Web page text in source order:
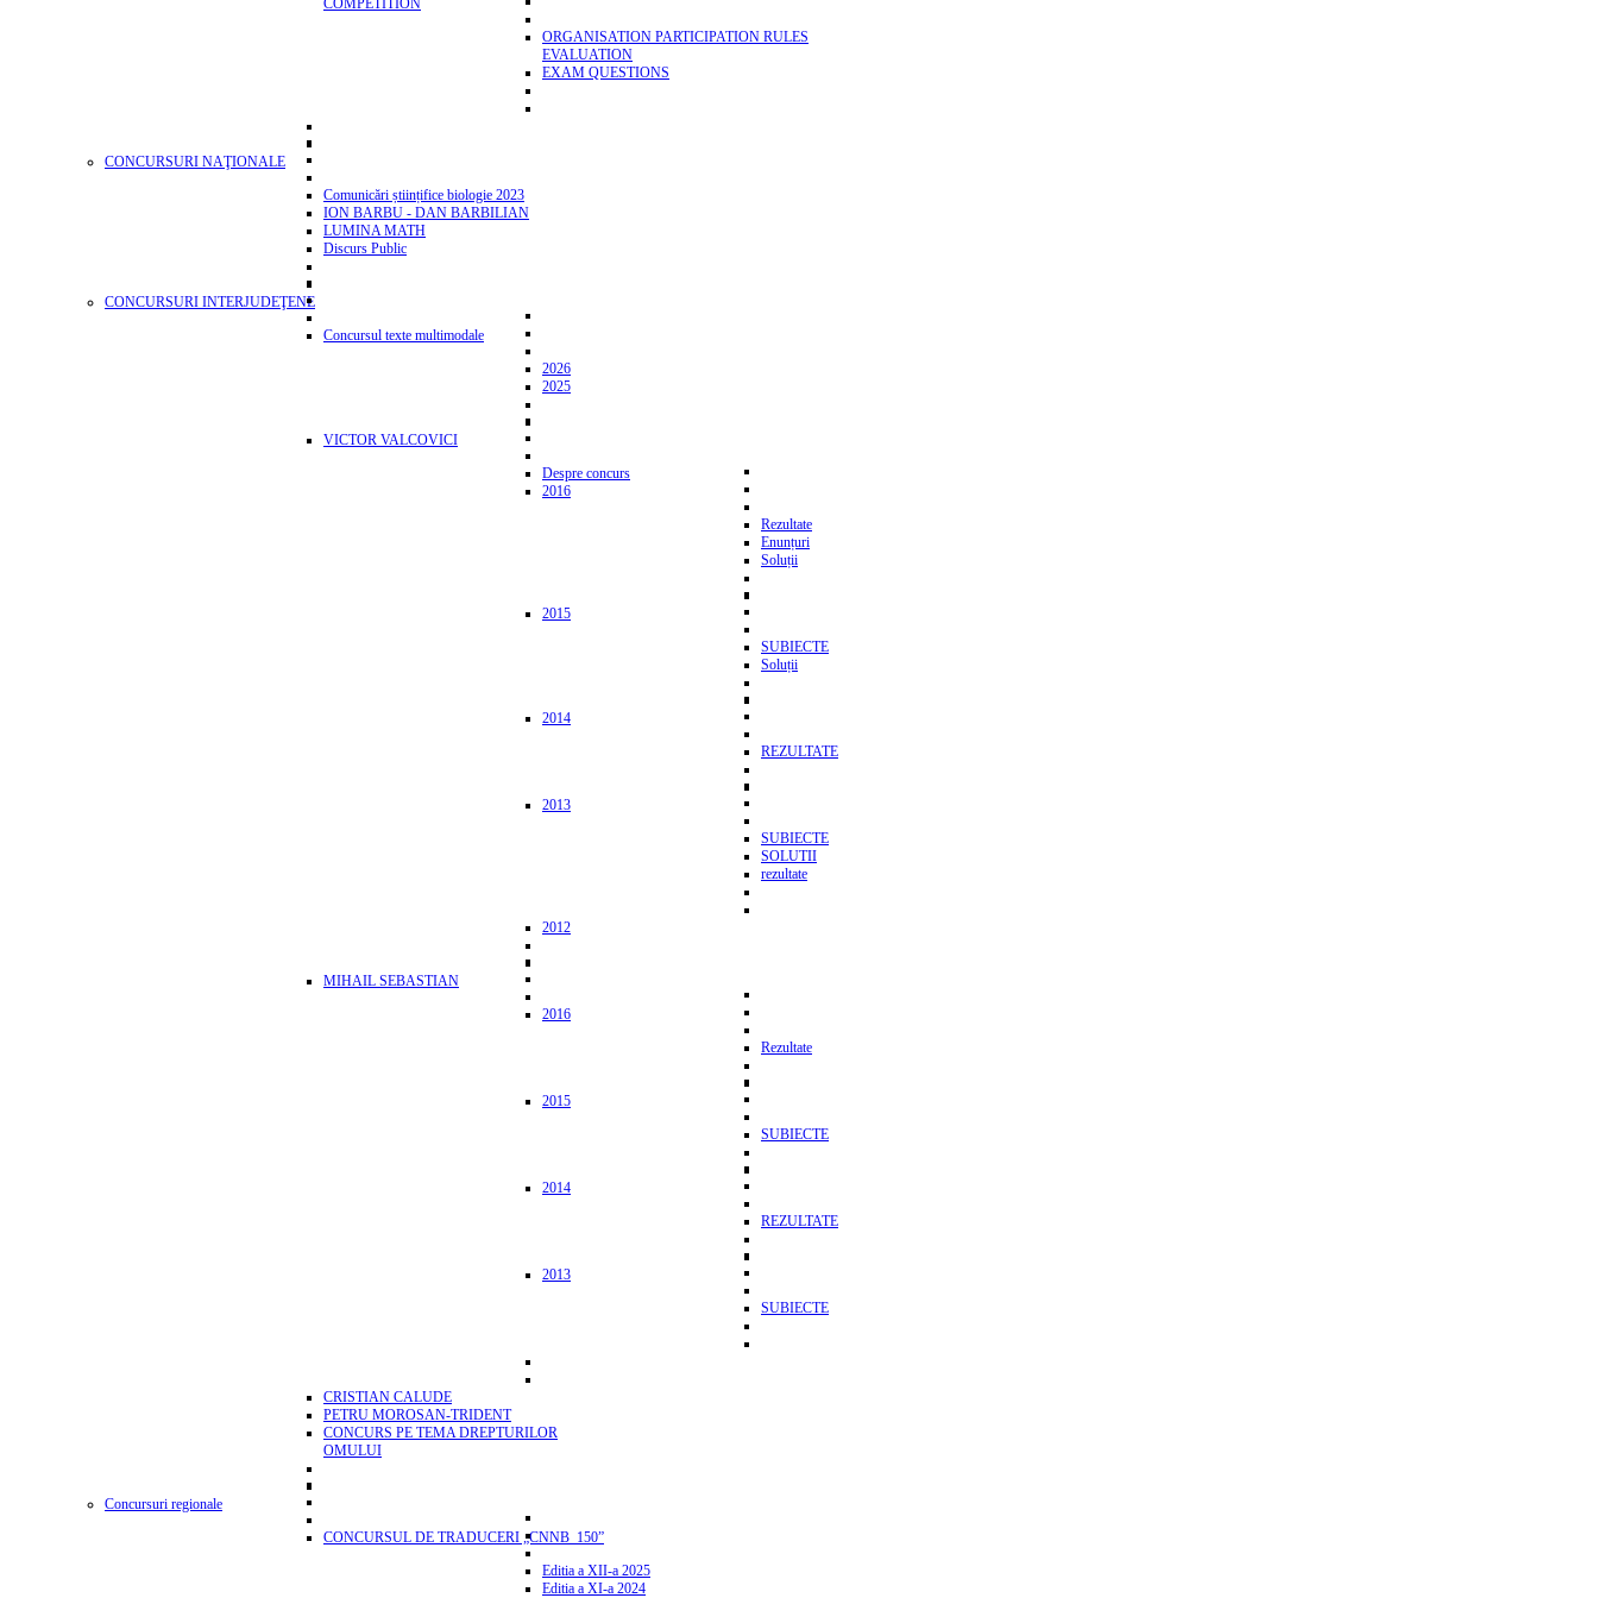
COMPETITION
ORGANISATION PARTICIPATION RULES
EVALUATION
EXAM QUESTIONS
CONCURSURI NAŢIONALE
Comunicări științifice biologie 2023
ION BARBU - DAN BARBILIAN
LUMINA MATH
Discurs Public
CONCURSURI INTERJUDEŢENE
Concursul texte multimodale
2026
2025
VICTOR VALCOVICI
Despre concurs
2016
Rezultate
Enunțuri
Soluții
2015
SUBIECTE
Soluții
2014
REZULTATE
2013
SUBIECTE
SOLUTII
rezultate
2012
MIHAIL SEBASTIAN
2016
Rezultate
2015
SUBIECTE
2014
REZULTATE
2013
SUBIECTE
CRISTIAN CALUDE
PETRU MOROSAN-TRIDENT
CONCURS PE TEMA DREPTURILOR
OMULUI
Concursuri regionale
CONCURSUL DE TRADUCERI „CNNB_150”
Editia a XII-a 2025
Editia a XI-a 2024